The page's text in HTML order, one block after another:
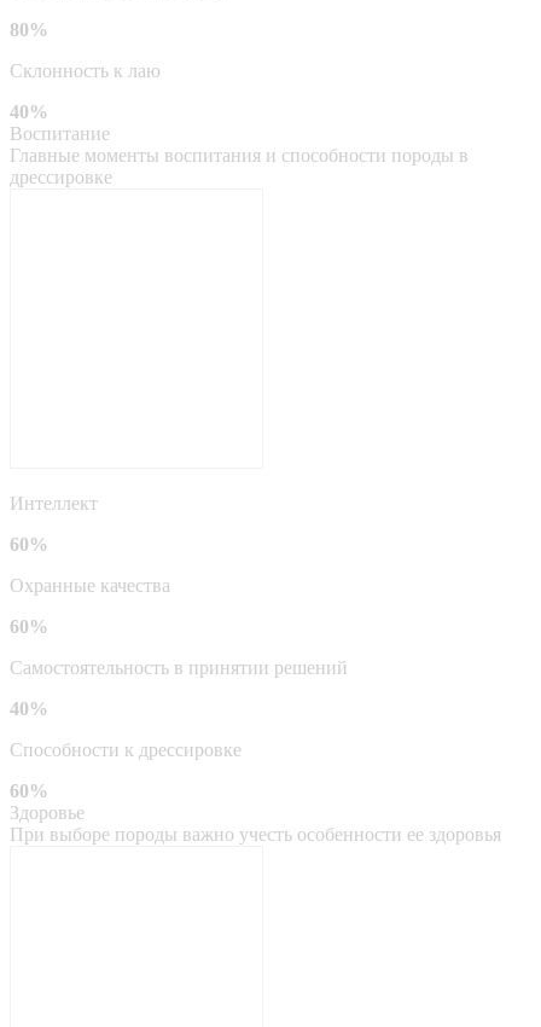
80%
Склонность к лаю
40%
Воспитание
Главные моменты воспитания и способности породы в
дрессировке
Интеллект
60%
Охранные качества
60%
Самостоятельность в принятии решений
40%
Способности к дрессировке
60%
Здоровье
При выборе породы важно учесть особенности ее здоровья